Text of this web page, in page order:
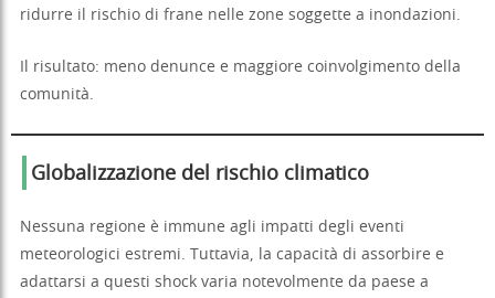
ridurre il rischio di frane nelle zone soggette a inondazioni.
Il risultato: meno denunce e maggiore coinvolgimento della
comunità.
Globalizzazione del rischio climatico
Nessuna regione è immune agli impatti degli eventi
meteorologici estremi. Tuttavia, la capacità di assorbire e
adattarsi a questi shock varia notevolmente da paese a